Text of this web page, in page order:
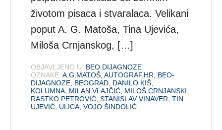
životom pisaca i stvaralaca. Velikani
poput A. G. Matoša, Tina Ujevića,
Miloša Crnjanskog, […]
OBJAVLJENO U: BEO DIJAGNOZE
OZNAKE: A.G.MATOŠ ,AUTOGRAF.HR
BEO-
DIJAGNOZE BEOGRAD DANILO KIŠ
KOLUMNA MILAN VLAJČIĆ MILOŠ CRNJANSKI
RASTKO PETROVIĆ ,STANISLAV VINAVER ,TIN
UJEVIĆ ULICA ,VOJO ŠINDOLIĆ